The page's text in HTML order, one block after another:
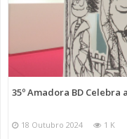
35º Amadora BD Celebra
18 Outubro 2024 1 K